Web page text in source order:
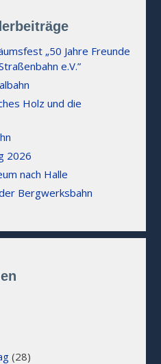
„50 Jahre Freunde
e.V.”
Holz und die
2026
nach Halle
Bergwerksbahn
(28)